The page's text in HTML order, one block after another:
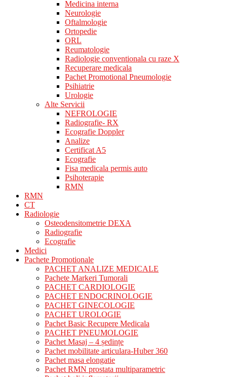
Medicina interna
Neurologie
Oftalmologie
Ortopedie
ORL
Reumatologie
Radiologie conventionala cu raze X
Recuperare medicala
Pachet Promotional Pneumologie
Psihiatrie
Urologie
Alte Servicii
NEFROLOGIE
Radiografie- RX
Ecografie Doppler
Analize
Certificat A5
Ecografie
Fisa medicala permis auto
Psihoterapie
RMN
RMN
CT
Radiologie
Osteodensitometrie DEXA
Radiografie
Ecografie
Medici
Pachete Promotionale
PACHET ANALIZE MEDICALE
Pachete Markeri Tumorali
PACHET CARDIOLOGIE
PACHET ENDOCRINOLOGIE
PACHET GINECOLOGIE
PACHET UROLOGIE
Pachet Basic Recupere Medicala
PACHET PNEUMOLOGIE
Pachet Masaj – 4 ședințe
Pachet mobilitate articulara-Huber 360
Pachet masa elongatie
Pachet RMN prostata multiparametric